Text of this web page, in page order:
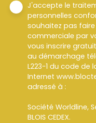
J'accepte le
personnelles
souhaitez pas
commerciale par
vous inscrire
au démarchage
L223-1 du code de
Internet
adressé à :
Société Worldline,
BLOIS CEDEX.